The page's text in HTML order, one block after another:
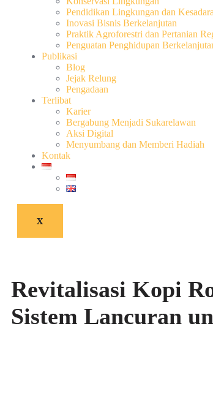
Pendidikan Lingkungan dan
Inovasi Bisnis Berkelanjutan
Praktik Agroforestri dan Pertanian
Penguatan Penghidupan
Publikasi
Blog
Jejak Relung
Pengadaan
Terlibat
Karier
Bergabung Menjadi Sukarelawan
Aksi Digital
Menyumbang dan Memberi Hadiah
Kontak
X
Revitalisasi Kopi
Sistem Lancuran